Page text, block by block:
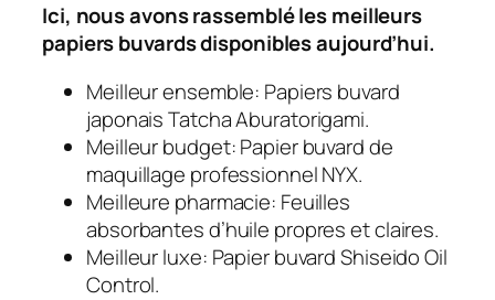
Ici, nous avons rassemblé les meilleurs
papiers buvards disponibles aujourd’hui.
Meilleur ensemble: Papiers buvard
japonais Tatcha Aburatorigami.
Meilleur budget: Papier buvard de
maquillage professionnel NYX.
Meilleure pharmacie: Feuilles
absorbantes d’huile propres et claires.
Meilleur luxe: Papier buvard Shiseido Oil
Control.